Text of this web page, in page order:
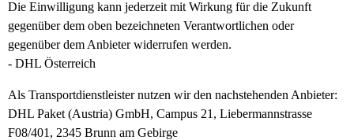
Die Einwilligung kann jederzeit mit Wirkung für die Zukunft
gegenüber dem oben bezeichneten Verantwortlichen oder
gegenüber dem Anbieter widerrufen werden.
- DHL Österreich
Als Transportdienstleister nutzen wir den nachstehenden Anbieter:
DHL Paket (Austria) GmbH, Campus 21, Liebermannstrasse
F08/401, 2345 Brunn am Gebirge